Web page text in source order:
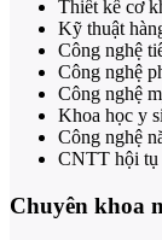
Thiết kế cơ
Kỹ thuật
Công nghệ
Công nghệ
Công nghệ
Khoa học y
Công nghệ
CNTT hội tụ
Chuyên khoa